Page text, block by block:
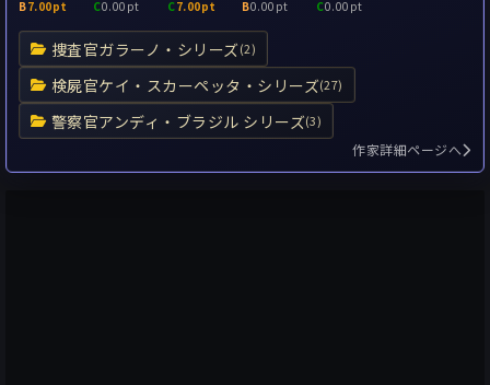
捜査官ガラーノ・シリーズ(2)
検屍官ケイ・スカーペッタ・シリーズ(27)
警察官アンディ・ブラジル シリーズ(3)
B7.00pt
C0.00pt
C7.00pt
B0.00pt
C0.00pt
作家詳細ページへ